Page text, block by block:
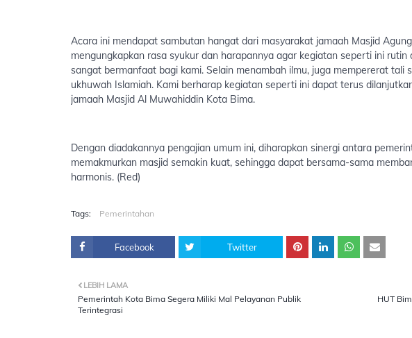
Acara ini mendapat sambutan hangat dari masyarakat jamaah Masjid
mengungkapkan rasa syukur dan harapannya agar kegiatan seperti ini
sangat bermanfaat bagi kami. Selain menambah ilmu, juga mempererat tali
ukhuwah Islamiah. Kami berharap kegiatan seperti ini dapat terus
jamaah Masjid Al Muwahiddin Kota Bima.
Dengan diadakannya pengajian umum ini, diharapkan sinergi antara
memakmurkan masjid semakin kuat, sehingga dapat bersama-sama
harmonis. (Red)
Tags: Pemerintahan
Facebook Twitter
HUT
LEBIH LAMA
Pemerintah Kota Bima Segera Miliki Mal Pelayanan Publik
Terintegrasi